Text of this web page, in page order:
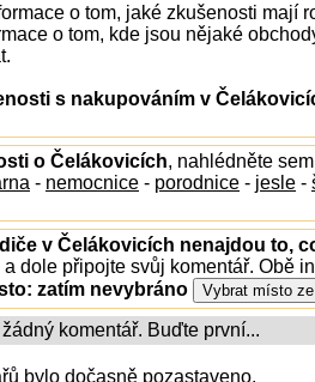
o tom, jaké zkušenosti mají
o tom, kde jsou nějaké
s nakupováním v
o Čelákovicích, nahlédněte
- nemocnice - porodnice - jesle -
v Čelákovicích nenajdou to,
dole připojte svůj komentář. Obě
zatím nevybráno
komentář. Buďte první...
bylo dočasně pozastaveno.